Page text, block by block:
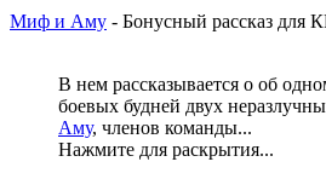
Миф и Аму - Бонусный рассказ для
В нем рассказывается о об
боевых будней двух
Аму, членов команды...
Нажмите для раскрытия...